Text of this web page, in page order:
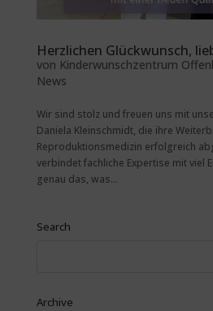
Herzlichen Glückwunsch,
von Kinderwunschzentrum
News
Wir sind stolz und freuen uns mit
Daniela Kleinschmidt, die ihre
Reproduktionsmedizin erfolgreich
verbindet fachliche Expertise mit viel
genau das, was...
Search
Archive